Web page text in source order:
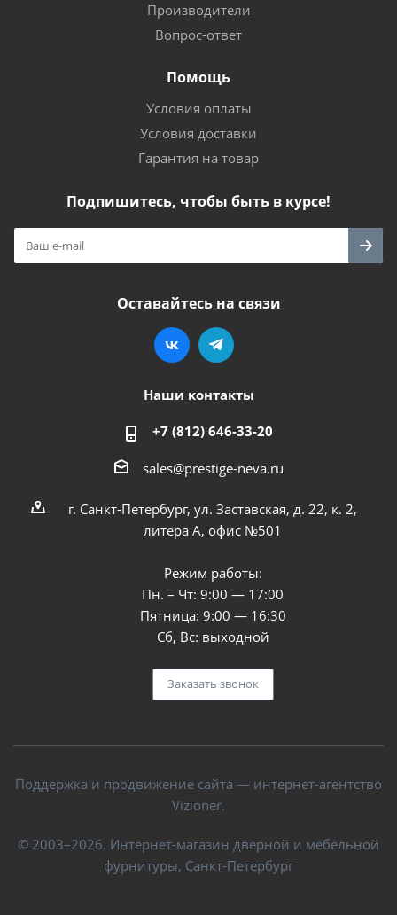
Производители
Вопрос-ответ
Помощь
Условия оплаты
Условия доставки
Гарантия на товар
Подпишитесь, чтобы быть в курсе!
Оставайтесь на связи
Наши контакты
+7 (812) 646-33-20
sales@prestige-neva.ru
г. Санкт-Петербург, ул. Заставская, д. 22, к. 2,
литера А, офис №501
Режим работы:
Пн. – Чт: 9:00 — 17:00
Пятница: 9:00 — 16:30
Сб, Вс: выходной
Заказать звонок
Поддержка и продвижение сайта — интернет-агентство
Vizioner.
© 2003–2026. Интернет-магазин дверной и мебельной
фурнитуры, Санкт-Петербург